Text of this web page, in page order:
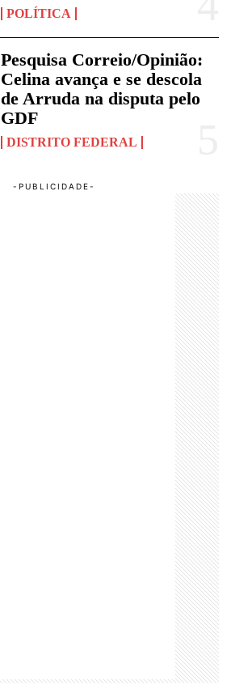
POLÍTICA
Pesquisa Correio/Opinião:
Celina avança e se descola
de Arruda na disputa pelo
GDF
DISTRITO FEDERAL